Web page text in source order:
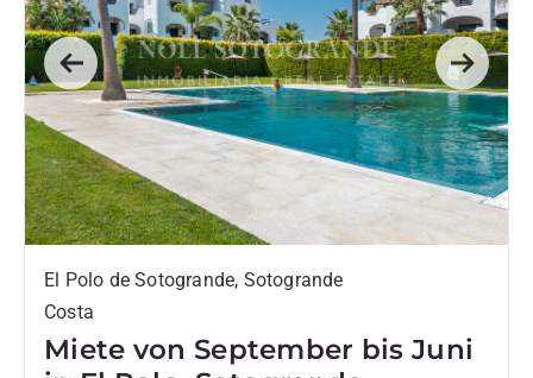
Previous Next
El Polo de Sotogrande, Sotogrande
Costa
Miete von September bis Juni